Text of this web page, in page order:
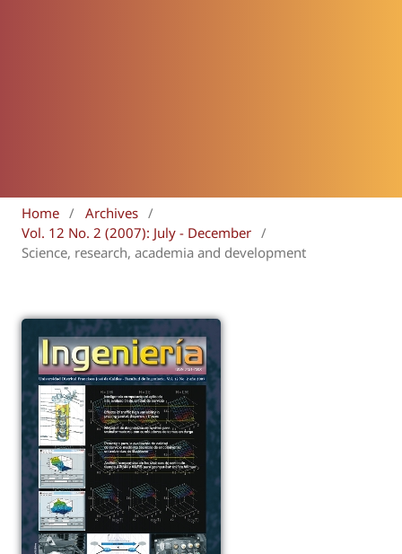
Home / Archives /
Vol. 12 No. 2 (2007): July - December /
Science, research, academia and development